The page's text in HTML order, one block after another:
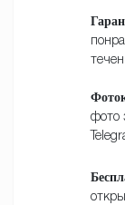
фото